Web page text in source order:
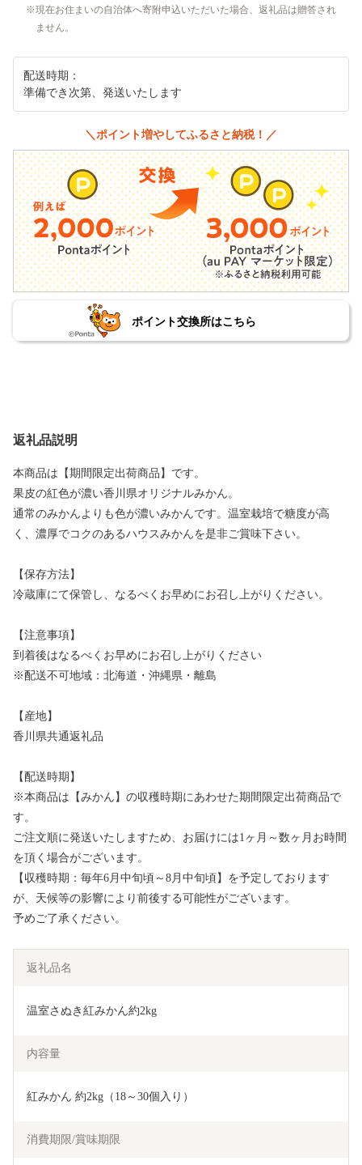
現在お住まいの自治体へ寄附申込いただいた場合、返礼品は贈答され
ません。
配送時期：
準備でき次第、発送いたします
＼ポイント増やしてふるさと納税！／
ポイント交換所はこちら
返礼品説明
本商品は【期間限定出荷商品】です。
果皮の紅色が濃い香川県オリジナルみかん。
通常のみかんよりも色が濃いみかんです。温室栽培で糖度が高
く、濃厚でコクのあるハウスみかんを是非ご賞味下さい。
【保存方法】
冷蔵庫にて保管し、なるべくお早めにお召し上がりください。
【注意事項】
到着後はなるべくお早めにお召し上がりください
※配送不可地域：北海道・沖縄県・離島
【産地】
香川県共通返礼品
【配送時期】
※本商品は【みかん】の収穫時期にあわせた期間限定出荷商品で
す。
ご注文順に発送いたしますため、お届けには1ヶ月～数ヶ月お時間
を頂く場合がございます。
【収穫時期：毎年6月中旬頃～8月中旬頃】を予定しております
が、天候等の影響により前後する可能性がございます。
予めご了承ください。
返礼品名
温室さぬき紅みかん約2kg
内容量
紅みかん 約2kg（18～30個入り）
消費期限/賞味期限